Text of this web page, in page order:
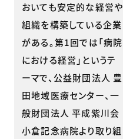
おいても安定的な経営や
組織を構築している企業
がある。第1回では「病院
における経営」というテ
ーマで、公益財団法人 豊
田地域医療センター、一
般財団法人 平成紫川会
小倉記念病院より取り組